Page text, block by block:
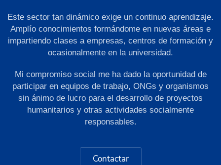
Este sector tan dinámico exige un continuo aprendizaje.
Amplío conocimientos formándome en nuevas áreas e
impartiendo clases a empresas, centros de formación y
ocasionalmente en la universidad.
Mi compromiso social me ha dado la oportunidad de
participar en equipos de trabajo, ONGs y organismos
sin ánimo de lucro para el desarrollo de proyectos
humanitarios y otras actividades socialmente
responsables.
Contactar